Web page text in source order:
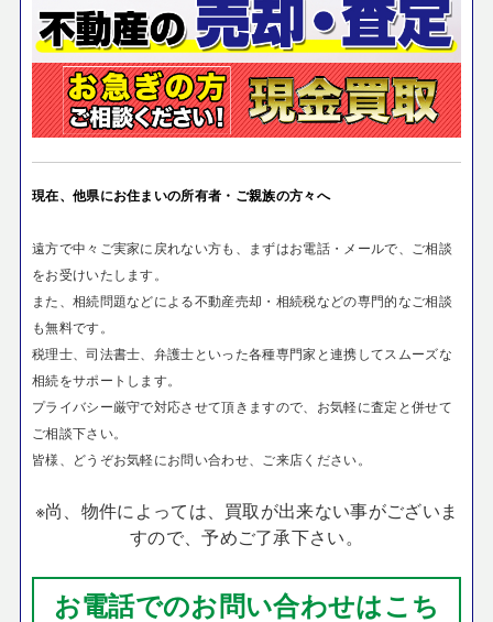
現在、他県にお住まいの所有者・ご親族の方々へ
遠方で中々ご実家に戻れない方も、まずはお電話・メールで、ご相談
をお受けいたします。
また、相続問題などによる不動産売却・相続税などの専門的なご相談
も無料です。
税理士、司法書士、弁護士といった各種専門家と連携してスムーズな
相続をサポートします。
プライバシー厳守で対応させて頂きますので、お気軽に査定と併せて
ご相談下さい。
皆様、どうぞお気軽にお問い合わせ、ご来店ください。
※尚、物件によっては、買取が出来ない事がございま
すので、予めご了承下さい。
お電話でのお問い合わせはこち